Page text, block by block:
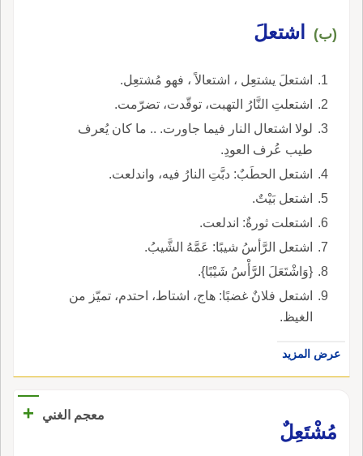
(ب) اشتعلَ
اشتعلَ يشتعِل ، اشتعالاً ، فهو مُشتعِل.
اشتعلتِ النَّارُ التهبت، توقّدت، تضرّمت.
لولا اشتعال النار فيما جاورت. .. ما كان يُعرف
طيب عُرف العودِ.
اشتعل الحطَبٌ: دبَّتِ النارُ فيه، واندلعت.
اشتعل بَيْتٌ.
اشتعلت ثورةٌ: اندلعت.
اشتعل الرَّأسُ شيبًا: عَمَّهُ الشَّيبُ.
{وَاشْتَعَلَ الرَّأْسُ شَيْبًا}.
اشتعل فلانٌ غضبًا: هاج، اشتاط، احتدم، تميّز من
الغيظ.
عرض المزيد
معجم الغني
+
مُشْتَعِلٌ